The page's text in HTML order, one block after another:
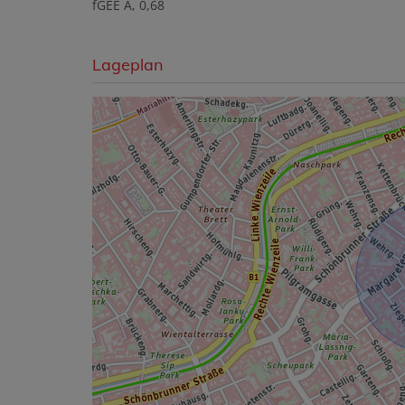
fGEE A, 0,68
Lageplan